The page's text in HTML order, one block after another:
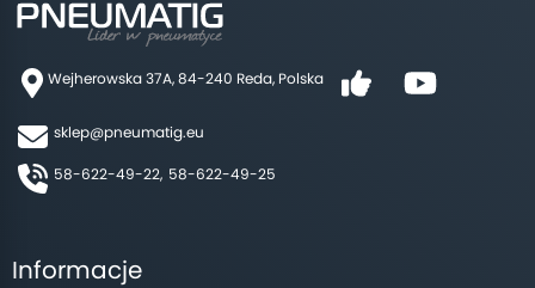
Wejherowska 37A, 84-240 Reda, Polska
sklep@pneumatig.eu
58-622-49-22, 58-622-49-25
Informacje